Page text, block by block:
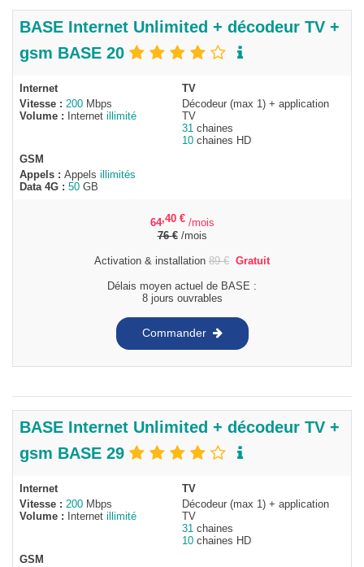
BASE Internet Unlimited + décodeur TV +
gsm BASE 20
Internet
Vitesse : 200 Mbps
Volume :
Internet illimité
TV
Décodeur (max 1) + application
TV
31 chaines
10 chaines HD
GSM
Appels : Appels illimités
Data 4G : 50 GB
64,40 € /mois
76€/mois
Activation & installation 89€ Gratuit
Délais moyen actuel de BASE :
8 jours ouvrables
Commander
BASE Internet Unlimited + décodeur TV +
gsm BASE 29
Internet
Vitesse : 200 Mbps
Volume : Internet illimité
TV
Décodeur (max 1) + application
TV
31 chaines
10 chaines HD
GSM